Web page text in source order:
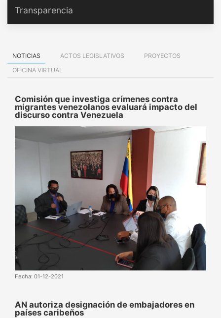
Transparencia
NOTICIAS ACTOS LEGISLATIVOS
PROYECTOS
OFICINA VIRTUAL
Comisión que investiga crímenes contra
migrantes venezolanos evaluará impacto del
discurso contra Venezuela
Fecha: 01-12-2021
AN autoriza designación de embajadores en
países caribeños